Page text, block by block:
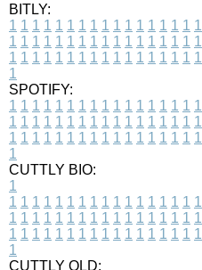
BITLY:
1 1 1 1 1 1 1 1 1 1 1 1 1 1 1 1 1
1 1 1 1 1 1 1 1 1 1 1 1 1 1 1 1 1
1 1 1 1 1 1 1 1 1 1 1 1 1 1 1 1 1
1
SPOTIFY:
1 1 1 1 1 1 1 1 1 1 1 1 1 1 1 1 1
1 1 1 1 1 1 1 1 1 1 1 1 1 1 1 1 1
1 1 1 1 1 1 1 1 1 1 1 1 1 1 1 1 1
1
CUTTLY BIO:
1
1 1 1 1 1 1 1 1 1 1 1 1 1 1 1 1 1
1 1 1 1 1 1 1 1 1 1 1 1 1 1 1 1 1
1 1 1 1 1 1 1 1 1 1 1 1 1 1 1 1 1
1
CUTTLY OLD: